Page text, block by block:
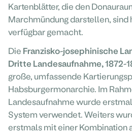
Kartenblätter, die den
Marchmündung darstellen,
verfügbar gemacht.
Die Franzisko-josephinische
Dritte Landesaufnahme, 1872-
große, umfassende
Habsburgermonarchie. Im
Landesaufnahme wurde
System verwendet. Weiters
erstmals mit einer Kombination